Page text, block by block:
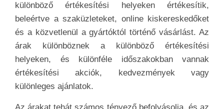
különböző értékesítési helyeken értékesítik,
beleértve a szaküzleteket, online kiskereskedőket
és a közvetlenül a gyártóktól történő vásárlást. Az
árak különböznek a különböző értékesítési
helyeken, és különféle időszakokban vannak
értékesítési akciók, kedvezmények vagy
különleges ajánlatok.